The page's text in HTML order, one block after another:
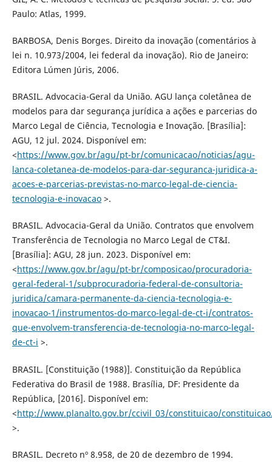
Paulo: Atlas, 1999.
BARBOSA, Denis Borges. Direito da inovação (comentários à
lei n. 10.973/2004, lei federal da inovação). Rio de Janeiro:
Editora Lúmen Júris, 2006.
BRASIL. Advocacia-Geral da União. AGU lança coletânea de
modelos para dar segurança jurídica a ações e parcerias do
Marco Legal de Ciência, Tecnologia e Inovação. [Brasília]:
AGU, 12 jul. 2024. Disponível em:
<https://www.gov.br/agu/pt-br/comunicacao/noticias/agu-
lanca-coletanea-de-modelos-para-dar-seguranca-juridica-a-
acoes-e-parcerias-previstas-no-marco-legal-de-ciencia-
tecnologia-e-inovacao>.
BRASIL. Advocacia-Geral da União. Contratos que envolvem
Transferência de Tecnologia no Marco Legal de CT&I.
[Brasília]: AGU, 28 jun. 2023. Disponível em:
<https://www.gov.br/agu/pt-br/composicao/procuradoria-
geral-federal-1/subprocuradoria-federal-de-consultoria-
juridica/camara-permanente-da-ciencia-tecnologia-e-
inovacao-1/instrumentos-do-marco-legal-de-ct-i/contratos-
que-envolvem-transferencia-de-tecnologia-no-marco-legal-
de-ct-i >.
BRASIL. [Constituição (1988)]. Constituição da República
Federativa do Brasil de 1988. Brasília, DF: Presidente da
República, [2016]. Disponível em:
<http://www.planalto.gov.br/ccivil_03/constituicao/
>.
BRASIL. Decreto nº 8.958, de 20 de dezembro de 1994.